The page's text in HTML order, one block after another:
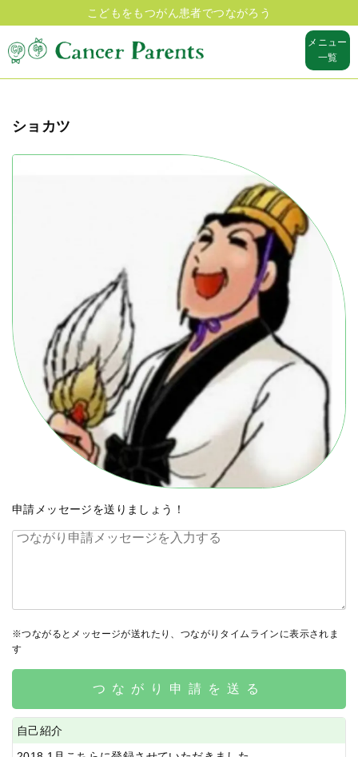
こどもをもつがん患者でつながろう
メニュー
一覧
ショカツ
申請メッセージを送りましょう！
※つながるとメッセージが送れたり、つながりタイムラインに表示されま
す
つながり申請を送る
自己紹介